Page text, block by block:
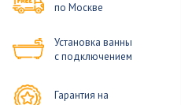
по Москве
Установка ванны
с подключением
Гарантия на